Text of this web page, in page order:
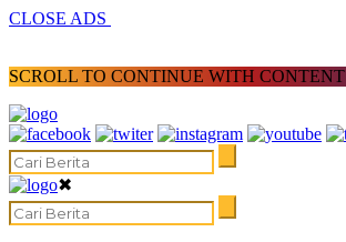
CLOSE ADS
SCROLL TO CONTINUE WITH CONTENT
✖